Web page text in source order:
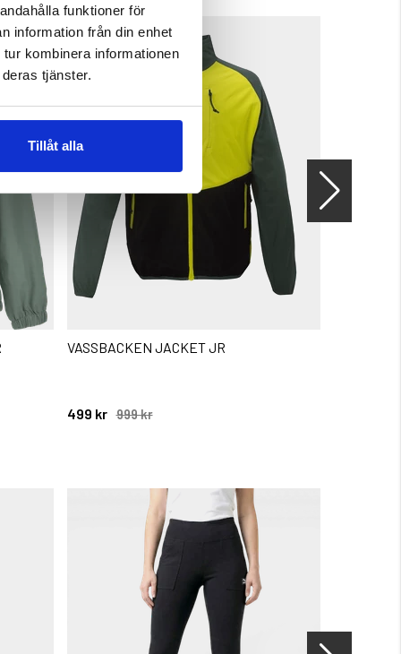
funktioner för
information från din enhet
kombinera informationen
tjänster.
Tillåt alla
VASSBACKEN JACKET JR
499 kr 999 kr